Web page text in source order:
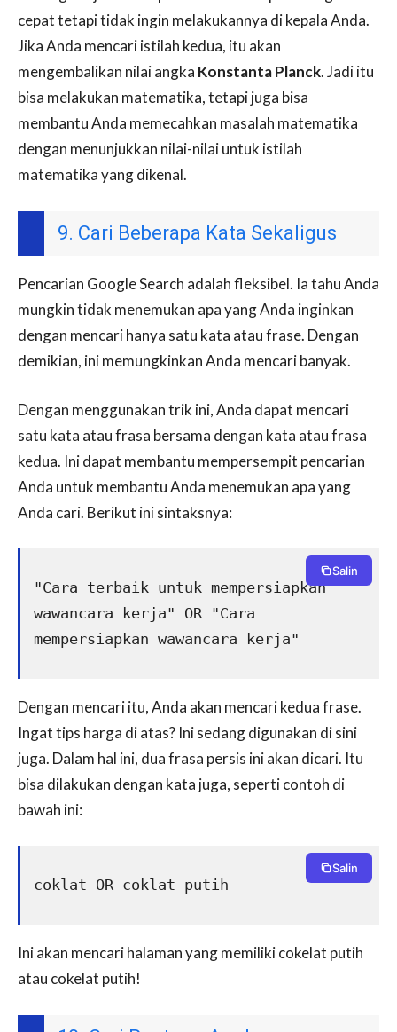
cepat tetapi tidak ingin melakukannya di kepala Anda.
Jika Anda mencari istilah kedua, itu akan
mengembalikan nilai angka Konstanta Planck. Jadi itu
bisa melakukan matematika, tetapi juga bisa
membantu Anda memecahkan masalah matematika
dengan menunjukkan nilai-nilai untuk istilah
matematika yang dikenal.
9. Cari Beberapa Kata Sekaligus
Pencarian Google Search adalah fleksibel. Ia tahu Anda
mungkin tidak menemukan apa yang Anda inginkan
dengan mencari hanya satu kata atau frase. Dengan
demikian, ini memungkinkan Anda mencari banyak.
Dengan menggunakan trik ini, Anda dapat mencari
satu kata atau frasa bersama dengan kata atau frasa
kedua. Ini dapat membantu mempersempit pencarian
Anda untuk membantu Anda menemukan apa yang
Anda cari. Berikut ini sintaksnya:
"Cara terbaik untuk mempersiapkan
wawancara kerja" OR "Cara
mempersiapkan wawancara kerja"
Salin
Dengan mencari itu, Anda akan mencari kedua frase.
Ingat tips harga di atas? Ini sedang digunakan di sini
juga. Dalam hal ini, dua frasa persis ini akan dicari. Itu
bisa dilakukan dengan kata juga, seperti contoh di
bawah ini:
coklat OR coklat putih
Salin
Ini akan mencari halaman yang memiliki cokelat putih
atau cokelat putih!